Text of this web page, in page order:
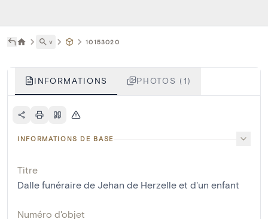
˅ 10153020
INFORMATIONS PHOTOS (1)
INFORMATIONS DE BASE
Titre
Dalle funéraire de Jehan de Herzelle et d'un enfant
Numéro d'objet